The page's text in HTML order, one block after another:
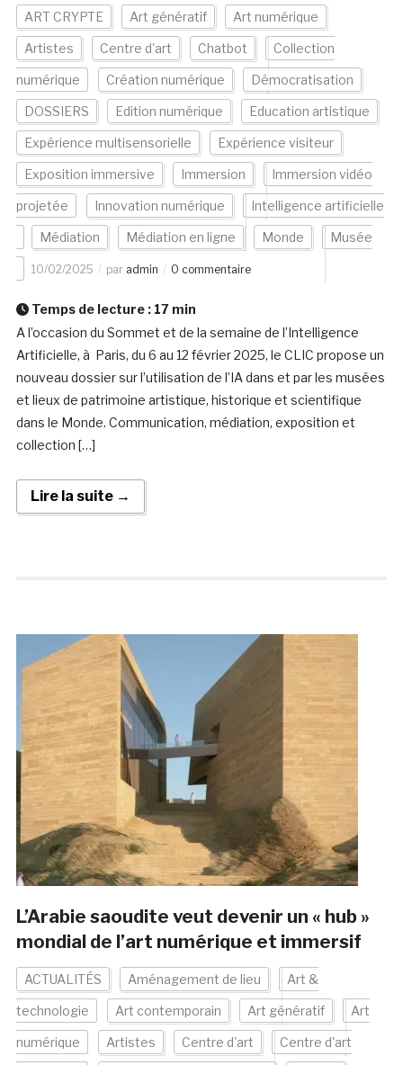
ART CRYPTE Art génératif Art numérique
Artistes Centre d'art Chatbot Collection
numérique Création numérique Démocratisation
DOSSIERS Edition numérique Education artistique
Expérience multisensorielle Expérience visiteur
Exposition immersive Immersion Immersion vidéo
projetée Innovation numérique Intelligence artificielle
Médiation Médiation en ligne Monde Musée
10/02/2025 par admin 0 commentaire
Temps de lecture : 17 min
A l’occasion du Sommet et de la semaine de l’Intelligence
Artificielle, à Paris, du 6 au 12 février 2025, le CLIC propose un
nouveau dossier sur l’utilisation de l’IA dans et par les musées
et lieux de patrimoine artistique, historique et scientifique
dans le Monde. Communication, médiation, exposition et
collection […]
Lire la suite →
L’Arabie saoudite veut devenir un « hub »
mondial de l’art numérique et immersif
ACTUALITÉS Aménagement de lieu Art &
technologie Art contemporain Art génératif Art
numérique Artistes Centre d'art Centre d'art